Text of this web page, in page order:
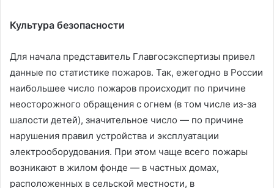
Культура безопасности
Для начала представитель Главгосэкспертизы привел
данные по статистике пожаров. Так, ежегодно в России
наибольшее число пожаров происходит по причине
неосторожного обращения с огнем (в том числе из-за
шалости детей), значительное число — по причине
нарушения правил устройства и эксплуатации
электрооборудования. При этом чаще всего пожары
возникают в жилом фонде — в частных домах,
расположенных в сельской местности, в